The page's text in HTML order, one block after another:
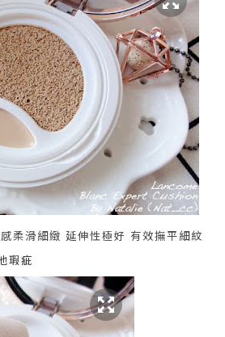
柔滑細緻 延伸性極好 有效撫平細紋
瑕疵